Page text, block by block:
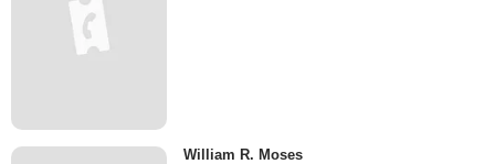
William R. Moses